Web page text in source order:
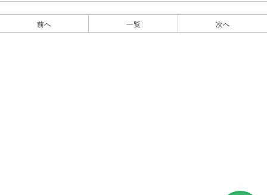
前へ 一覧 次へ